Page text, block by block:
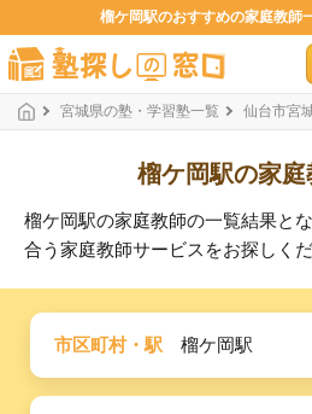
榴ケ岡駅のおすすめの家庭教師
宮城県の塾・学習塾一覧 仙台市宮
榴ケ岡駅の家
榴ケ岡駅の家庭教師の一覧結果と
合う家庭教師サービスをお探しくだ
市区町村・駅 榴ケ岡駅